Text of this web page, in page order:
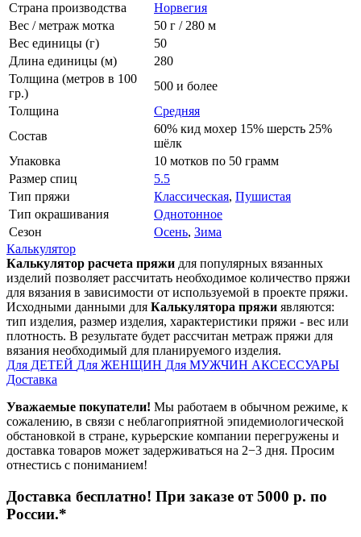
Страна производства
Норвегия
Вес / метраж мотка
50 г / 280 м
Вес единицы (г)
50
Длина единицы (м)
280
Толщина (метров в 100
гр.)
500 и более
Толщина
Средняя
Состав
60% кид мохер 15% шерсть 25%
шёлк
Упаковка
10 мотков по 50 грамм
Размер спиц
5.5
Тип пряжи
Классическая, Пушистая
Тип окрашивания
Однотонное
Сезон
Осень, Зима
Калькулятор
Калькулятор расчета пряжи для популярных вязанных
изделий позволяет рассчитать необходимое количество пряжи
для вязания в зависимости от используемой в проекте пряжи.
Исходными данными для Калькулятора пряжи являются:
тип изделия, размер изделия, характеристики пряжи - вес или
плотность. В результате будет рассчитан метраж пряжи для
вязания необходимый для планируемого изделия.
Для ДЕТЕЙ Для ЖЕНЩИН Для МУЖЧИН АКСЕССУАРЫ
Доставка
Уважаемые покупатели! Мы работаем в обычном режиме, к
сожалению, в связи с неблагоприятной эпидемиологической
обстановкой в стране, курьерские компании перегружены и
доставка товаров может задерживаться на 2−3 дня. Просим
отнестись с пониманием!
Доставка бесплатно! При заказе от 5000 р. по
России.*